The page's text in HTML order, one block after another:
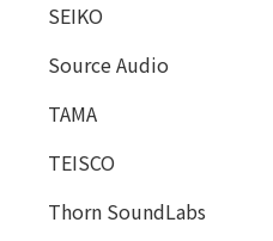
SEIKO
Source Audio
TAMA
TEISCO
Thorn SoundLabs